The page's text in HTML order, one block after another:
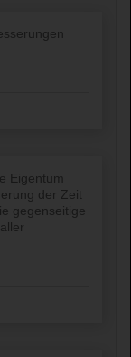
Eigentum
der Zeit
gegenseitige